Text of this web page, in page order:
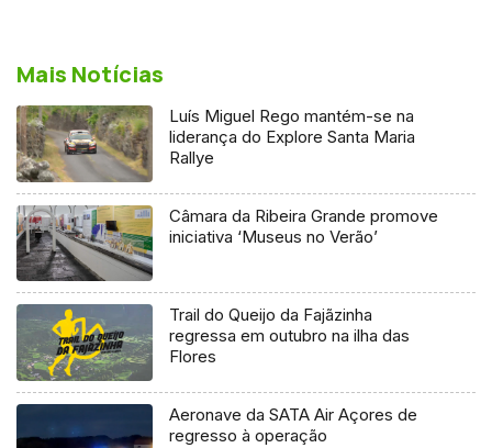
Mais Notícias
Luís Miguel Rego mantém-se na
liderança do Explore Santa Maria
Rallye
Câmara da Ribeira Grande promove
iniciativa ‘Museus no Verão’
Trail do Queijo da Fajãzinha
regressa em outubro na ilha das
Flores
Aeronave da SATA Air Açores de
regresso à operação